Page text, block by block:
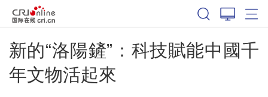
新的“洛陽鏟”：科技賦能中國千
年文物活起來